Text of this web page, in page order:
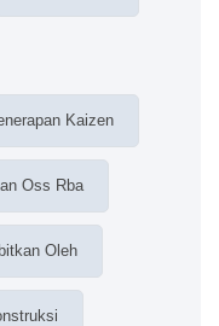
Kaizen
Oss Rba
Oleh